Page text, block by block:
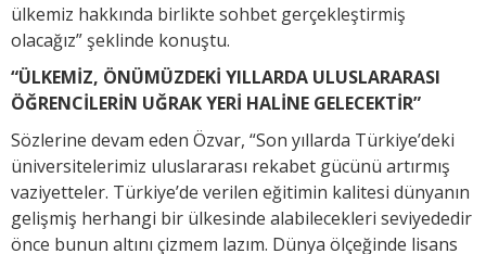
ülkemiz hakkında birlikte sohbet gerçekleştirmiş
olacağız” şeklinde konuştu.
“ÜLKEMİZ, ÖNÜMÜZDEKİ YILLARDA ULUSLARARASI
ÖĞRENCİLERİN UĞRAK YERİ HALİNE GELECEKTİR”
Sözlerine devam eden Özvar, “Son yıllarda Türkiye’deki
üniversitelerimiz uluslararası rekabet gücünü artırmış
vaziyetteler. Türkiye’de verilen eğitimin kalitesi dünyanın
gelişmiş herhangi bir ülkesinde alabilecekleri seviyededir
önce bunun altını çizmem lazım. Dünya ölçeğinde lisans